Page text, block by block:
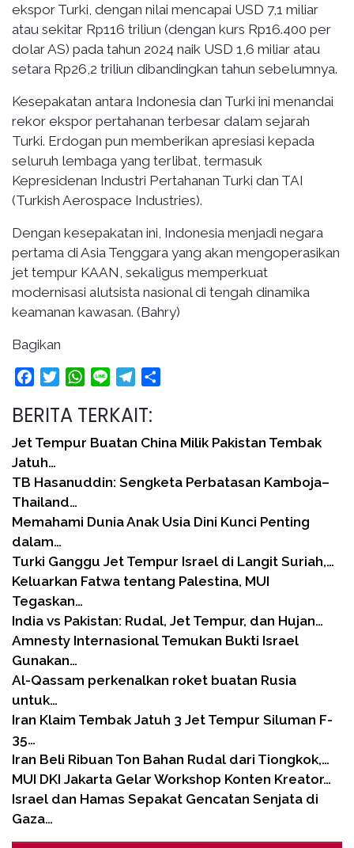
ekspor Turki, dengan nilai mencapai USD 7,1 miliar
atau sekitar Rp116 triliun (dengan kurs Rp16.400 per
dolar AS) pada tahun 2024 naik USD 1,6 miliar atau
setara Rp26,2 triliun dibandingkan tahun sebelumnya.
Kesepakatan antara Indonesia dan Turki ini menandai
rekor ekspor pertahanan terbesar dalam sejarah
Turki. Erdogan pun memberikan apresiasi kepada
seluruh lembaga yang terlibat, termasuk
Kepresidenan Industri Pertahanan Turki dan TAI
(Turkish Aerospace Industries).
Dengan kesepakatan ini, Indonesia menjadi negara
pertama di Asia Tenggara yang akan mengoperasikan
jet tempur KAAN, sekaligus memperkuat
modernisasi alutsista nasional di tengah dinamika
keamanan kawasan. (Bahry)
Bagikan
FacebookTwitterWhatsApp
Line Telegram
BERITA TERKAIT:
Jet Tempur Buatan China Milik Pakistan Tembak
Jatuh…
TB Hasanuddin: Sengketa Perbatasan Kamboja–
Thailand…
Memahami Dunia Anak Usia Dini Kunci Penting
dalam…
Turki Ganggu Jet Tempur Israel di Langit Suriah,…
Keluarkan Fatwa tentang Palestina, MUI
Tegaskan…
India vs Pakistan: Rudal, Jet Tempur, dan Hujan…
Amnesty Internasional Temukan Bukti Israel
Gunakan…
Al-Qassam perkenalkan roket buatan Rusia
untuk…
Iran Klaim Tembak Jatuh 3 Jet Tempur Siluman F-
35…
Iran Beli Ribuan Ton Bahan Rudal dari Tiongkok,…
MUI DKI Jakarta Gelar Workshop Konten Kreator…
Israel dan Hamas Sepakat Gencatan Senjata di
Gaza…